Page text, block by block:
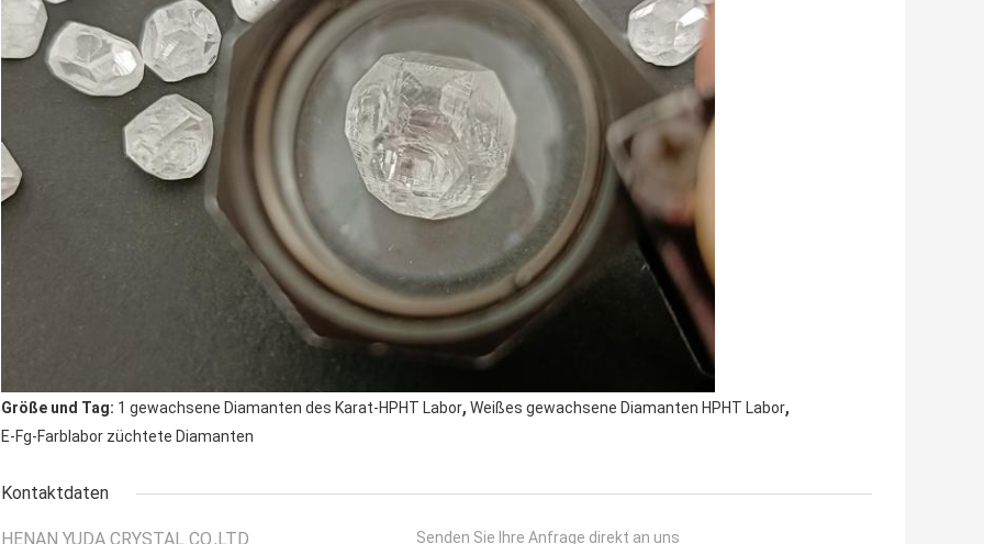
Größe und Tag: 1 gewachsene Diamanten des Karat-HPHT Labor, Weißes gewachsene Diamanten HPHT Labor,
E-Fg-Farblabor züchtete Diamanten
Kontaktdaten
HENAN YUDA CRYSTAL CO.,LTD Senden Sie Ihre Anfrage direkt an uns